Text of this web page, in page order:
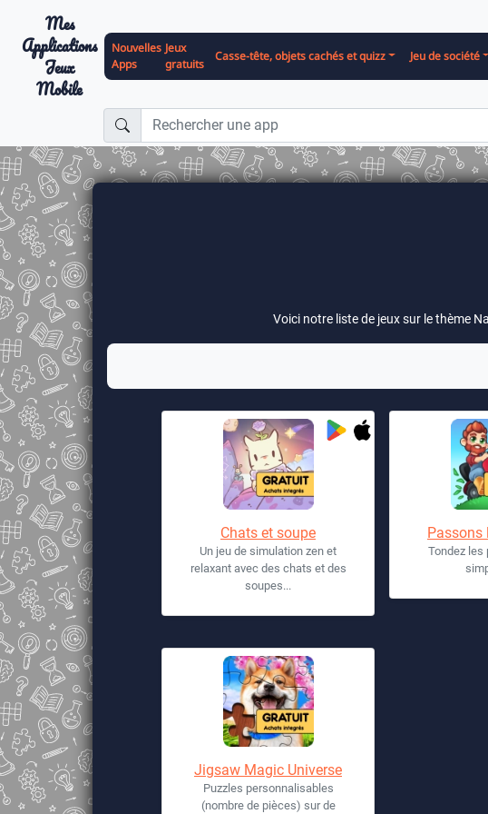
Mes
Applications
Jeux
Mobile
Nouvelles
Apps
Jeux
gratuits
Casse-tête, objets cachés et quizz Jeu de société
Voici notre liste de jeux sur le thème
Chats et soupe
Un jeu de simulation zen et
relaxant avec des chats et des
soupes...
Passons
Tondez les
Jigsaw Magic Universe
Puzzles personnalisables
(nombre de pièces) sur de